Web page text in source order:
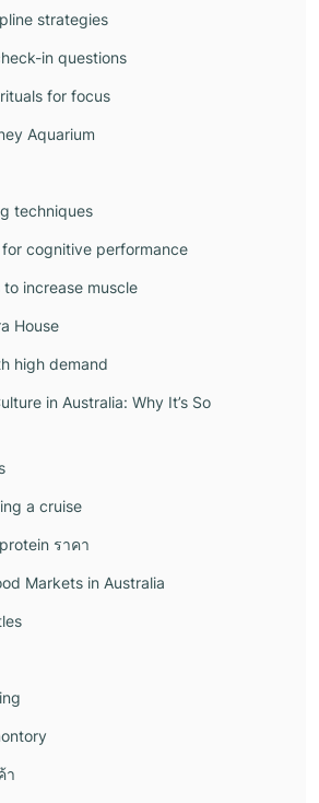
strategies
in questions
for focus
Aquarium
techniques
cognitive performance
increase muscle
House
high demand
in Australia: Why It’s So
a cruise
ราคา
Markets in Australia
า